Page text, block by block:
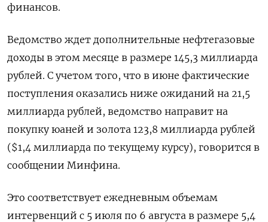
финансов.
Ведомство ждет дополнительные нефтегазовые
доходы в этом месяце в размере 145,3 миллиарда
рублей. С учетом того, что в июне фактические
поступления оказались ниже ожиданий на 21,5
миллиарда рублей, ведомство направит на
покупку юаней и золота 123,8 миллиарда рублей
($1,4 миллиарда по текущему курсу), говорится в
сообщении Минфина.
Это соответствует ежедневным объемам
интервенций с 5 июля по 6 августа в размере 5,4